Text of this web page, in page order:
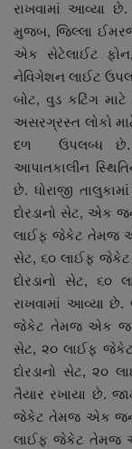
સ્પોર્ટ્સ
રાશિફળ
ગુનાખોરી
બોલિવૂડ
સ્વાસ્થ્ય
રાખવામાં આવ્યા છે.
મુજબ, જિલ્લા
એક સેટેલાઈટ ફોન,
નેવિગેશન લાઈટ
બોટ, વુડ કટિંગ
અસરગ્રસ્ત લોકો
દળ ઉપલબ્ધ છે.
આપાતકાલીન
છે. ધોરાજી
દોરડાનો સેટ, એક
લાઈફ જેકેટ તેમજ એક
સેટ, ૬૦ લાઈફ
દોરડાનો સેટ,
રાખવામાં આવ્યા છે.
જેકેટ તેમજ એક
સેટ, ૨૦ લાઈફ
દોરડાનો સેટ,
તૈયાર રખાયા છે.
જેકેટ તેમજ એક
લાઈફ જેકેટ તેમજ એક